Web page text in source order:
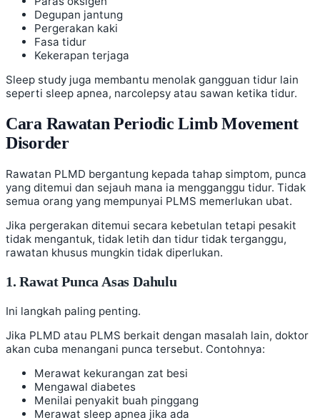
Degupan jantung
Pergerakan kaki
Fasa tidur
Kekerapan terjaga
Sleep study juga membantu menolak gangguan tidur lain
seperti sleep apnea, narcolepsy atau sawan ketika tidur.
Cara Rawatan Periodic Limb Movement
Disorder
Rawatan PLMD bergantung kepada tahap simptom, punca
yang ditemui dan sejauh mana ia mengganggu tidur. Tidak
semua orang yang mempunyai PLMS memerlukan ubat.
Jika pergerakan ditemui secara kebetulan tetapi pesakit
tidak mengantuk, tidak letih dan tidur tidak terganggu,
rawatan khusus mungkin tidak diperlukan.
1. Rawat Punca Asas Dahulu
Ini langkah paling penting.
Jika PLMD atau PLMS berkait dengan masalah lain, doktor
akan cuba menangani punca tersebut. Contohnya:
Merawat kekurangan zat besi
Mengawal diabetes
Menilai penyakit buah pinggang
Merawat sleep apnea jika ada